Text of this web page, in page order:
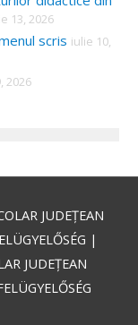
13, 2026
scris iulie 10,
2026
JUDEȚEAN
|
JUDEȚEAN